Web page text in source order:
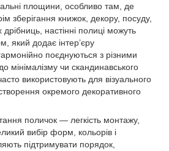
площини, особливо там, де
зберігання книжок, декору, посуду,
настінні полиці можуть
який додає інтер’єру
поєднуються з різними
мінімалізму чи скандинавського
використовують для візуального
окремого декоративного
поличок — легкість монтажу,
вибір форм, кольорів і
підтримувати порядок,